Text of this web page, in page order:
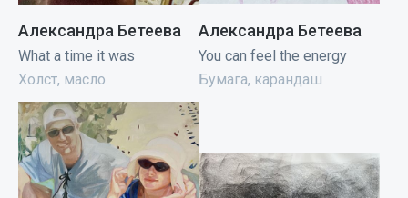
Александра Бетеева
What a time it was
Холст, масло
Александра Бетеева
You can feel the energy
Бумага, карандаш